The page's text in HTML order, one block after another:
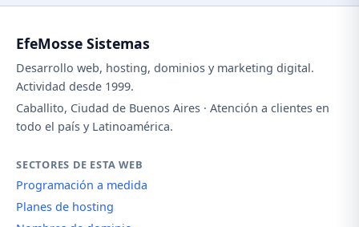
EfeMosse Sistemas
Desarrollo web, hosting, dominios y marketing digital.
Actividad desde 1999.
Caballito, Ciudad de Buenos Aires · Atención a clientes en
todo el país y Latinoamérica.
SECTORES DE ESTA WEB
Programación a medida
Planes de hosting